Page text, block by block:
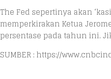
The Fed sepertinya akan
memperkirakan Ketua
persentase pada tahun ini.
SUMBER : https://